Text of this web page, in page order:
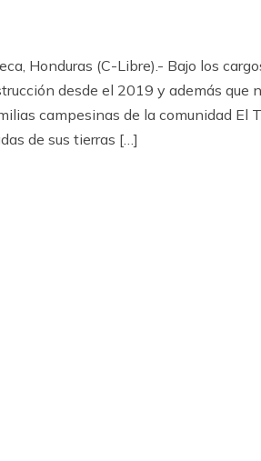
Honduras (C-Libre).- Bajo los
desde el 2019 y además que
campesinas de la comunidad El
de sus tierras […]